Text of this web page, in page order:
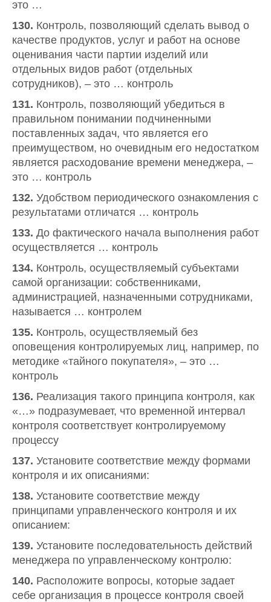
это …
130. Контроль, позволяющий сделать вывод о
качестве продуктов, услуг и работ на основе
оценивания части партии изделий или
отдельных видов работ (отдельных
сотрудников), – это … контроль
131. Контроль, позволяющий убедиться в
правильном понимании подчиненными
поставленных задач, что является его
преимуществом, но очевидным его недостатком
является расходование времени менеджера, –
это … контроль
132. Удобством периодического ознакомления с
результатами отличатся … контроль
133. До фактического начала выполнения работ
осуществляется … контроль
134. Контроль, осуществляемый субъектами
самой организации: собственниками,
администрацией, назначенными сотрудниками,
называется … контролем
135. Контроль, осуществляемый без
оповещения контролируемых лиц, например, по
методике «тайного покупателя», – это …
контроль
136. Реализация такого принципа контроля, как
«…» подразумевает, что временной интервал
контроля соответствует контролируемому
процессу
137. Установите соответствие между формами
контроля и их описаниями:
138. Установите соответствие между
принципами управленческого контроля и их
описанием:
139. Установите последовательность действий
менеджера по управленческому контролю:
140. Расположите вопросы, которые задает
себе организация в процессе контроля своей